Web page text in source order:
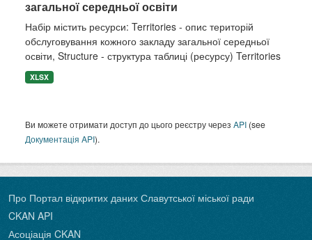
загальної середньої освіти
Набір містить ресурси: Territories - опис територій
обслуговування кожного закладу загальної середньої
освіти, Structure - структура таблиці (ресурсу) Territories
XLSX
Ви можете отримати доступ до цього реєстру через API (see
Документація API).
Про Портал відкритих даних Славутської міської ради
CKAN API
Асоціація CKAN